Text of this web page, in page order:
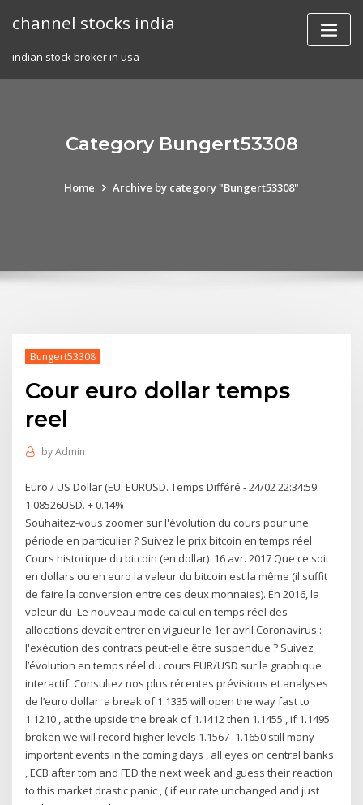
channel stocks india
indian stock broker in usa
Category Bungert53308
Home Archive by category "Bungert53308"
Bungert53308
Cour euro dollar temps
reel
byAdmin
Euro / US Dollar (EU. EURUSD. Temps Différé - 24/02 22:34:59.
1.08526USD. + 0.14%
Souhaitez-vous zoomer sur l'évolution du cours pour une
période en particulier ? Suivez le prix bitcoin en temps réel
Cours historique du bitcoin (en dollar) 16 avr. 2017 Que ce soit
en dollars ou en euro la valeur du bitcoin est la même (il suffit
de faire la conversion entre ces deux monnaies). En 2016, la
valeur du Le nouveau mode calcul en temps réel des
allocations devait entrer en vigueur le 1er avril Coronavirus :
l'exécution des contrats peut-elle être suspendue ? Suivez
l’évolution en temps réel du cours EUR/USD sur le graphique
interactif. Consultez nos plus récentes prévisions et analyses
de l’euro dollar. a break of 1.1335 will open the way fast to
1.1210 , at the upside the break of 1.1412 then 1.1455 , if 1.1495
broken we will record higher levels 1.1567 -1.1650 still many
important events in the coming days , all eyes on central banks
, ECB after tom and FED the next week and guess their reaction
to this market drastic panic , ( if eur rate unchanged and just